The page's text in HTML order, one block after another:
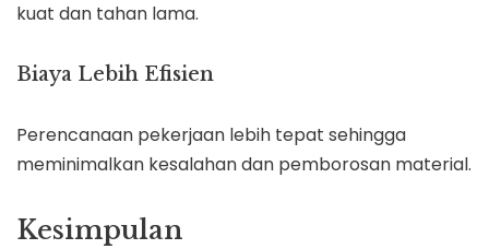
kuat dan tahan lama.
Biaya Lebih Efisien
Perencanaan pekerjaan lebih tepat sehingga
meminimalkan kesalahan dan pemborosan material.
Kesimpulan